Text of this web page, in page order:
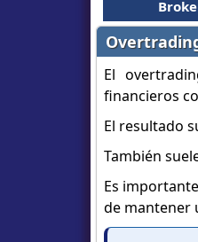
El
financieros
El resultado
También
Es
de mantener